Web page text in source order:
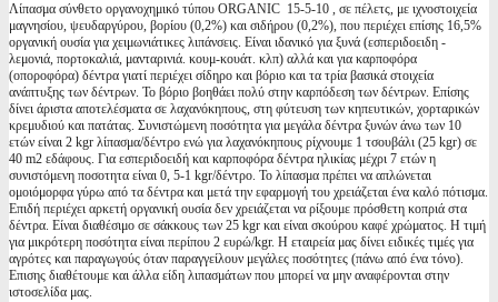
Λίπασμα σύνθετο οργανοχημικό τύπου ORGANIC 15-5-10 , σε πέλετς, με ιχνοστοιχεία
μαγνησίου, ψευδαργύρου, βορίου (0,2%) και σιδήρου (0,2%), που περιέχει επίσης 16,5%
οργανική ουσία για χειμωνιάτικες λιπάνσεις. Είναι ιδανικό για ξυνά (εσπεριδοειδη -
λεμονιά, πορτοκαλιά, μανταρινιά. κουμ-κουάτ. κλπ) αλλά και για καρποφόρα
(οποροφόρα) δέντρα γιατί περιέχει σίδηρο και βόριο και τα τρία βασικά στοιχεία
ανάπτυξης των δέντρων. Το βόριο βοηθάει πολύ στην καρπόδεση των δέντρων. Επίσης
δίνει άριστα αποτελέσματα σε λαχανόκηπους, στη φύτευση των κηπευτικών, χορταρικών
κρεμυδιού και πατάτας. Συνιστώμενη ποσότητα για μεγάλα δέντρα ξυνών άνω των 10
ετών είναι 2 kgr λίπασμα/δέντρο ενώ για λαχανόκηπους ρίχνουμε 1 τσουβάλι (25 kgr) σε
40 m2 εδάφους. Για εσπεριδοειδή και καρποφόρα δέντρα ηλικίας μέχρι 7 ετών η
συνιστόμενη ποσοτητα είναι 0, 5-1 kgr/δέντρο. Το λίπασμα πρέπει να απλώνεται
ομοιόμορφα γύρω από τα δέντρα και μετά την εφαρμογή του χρειάζεται ένα καλό πότισμα.
Επιδή περιέχει αρκετή οργανική ουσία δεν χρειάζεται να ρίξουμε πρόσθετη κοπριά στα
δέντρα. Είναι διαθέσιμο σε σάκκους των 25 kgr και είναι σκούρου καφέ χρώματος. Η τιμή
για μικρότερη ποσότητα είναι περίπου 2 ευρώ/kgr. Η εταιρεία μας δίνει ειδικές τιμές για
αγρότες και παραγωγούς όταν παραγγείλουν μεγάλες ποσότητες (πάνω από ένα τόνο).
Επισης διαθέτουμε και άλλα είδη λιπασμάτων που μπορεί να μην αναφέρονται στην
ιστοσελίδα μας.